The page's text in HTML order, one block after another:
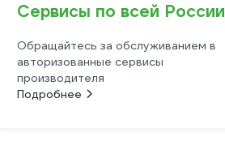
Сервисы по всей России
Обращайтесь за обслуживанием в
авторизованные сервисы
производителя
Подробнее